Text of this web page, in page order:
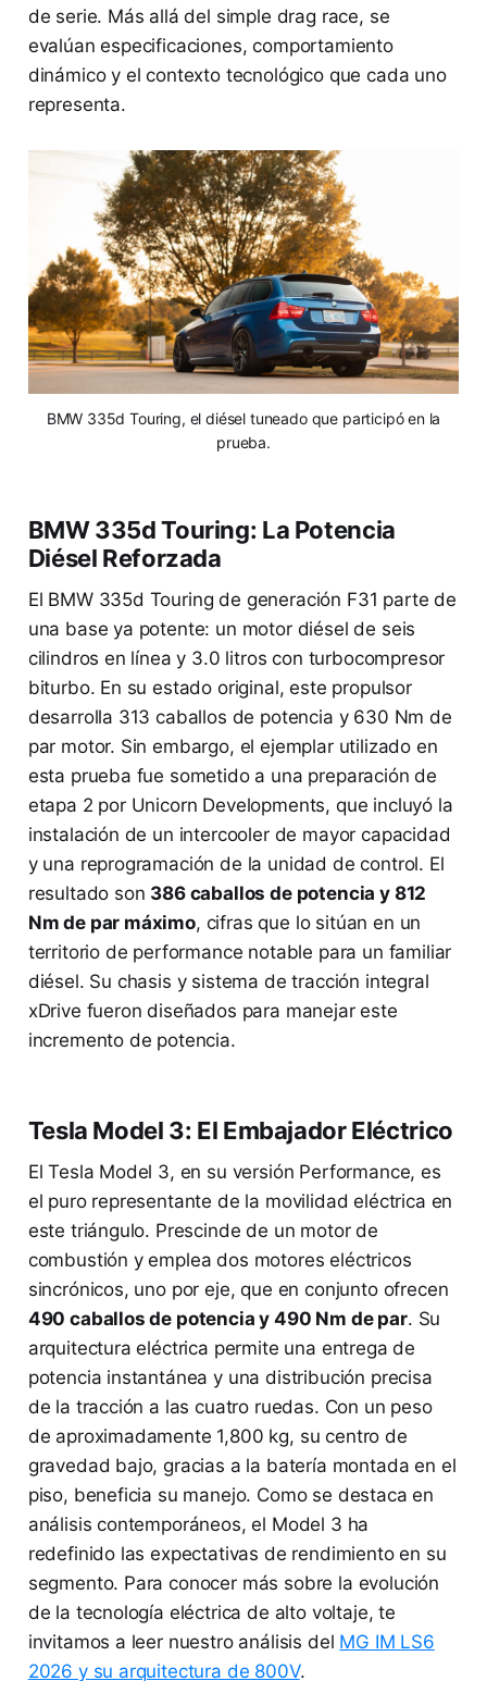
de serie. Más allá del simple drag race, se
evalúan especificaciones, comportamiento
dinámico y el contexto tecnológico que cada uno
representa.
BMW 335d Touring, el diésel tuneado que participó en la
prueba.
BMW 335d Touring: La Potencia
Diésel Reforzada
El BMW 335d Touring de generación F31 parte de
una base ya potente: un motor diésel de seis
cilindros en línea y 3.0 litros con turbocompresor
biturbo. En su estado original, este propulsor
desarrolla 313 caballos de potencia y 630 Nm de
par motor. Sin embargo, el ejemplar utilizado en
esta prueba fue sometido a una preparación de
etapa 2 por Unicorn Developments, que incluyó la
instalación de un intercooler de mayor capacidad
y una reprogramación de la unidad de control. El
resultado son 386 caballos de potencia y 812
Nm de par máximo, cifras que lo sitúan en un
territorio de performance notable para un familiar
diésel. Su chasis y sistema de tracción integral
xDrive fueron diseñados para manejar este
incremento de potencia.
Tesla Model 3: El Embajador Eléctrico
El Tesla Model 3, en su versión Performance, es
el puro representante de la movilidad eléctrica en
este triángulo. Prescinde de un motor de
combustión y emplea dos motores eléctricos
sincrónicos, uno por eje, que en conjunto ofrecen
490 caballos de potencia y 490 Nm de par. Su
arquitectura eléctrica permite una entrega de
potencia instantánea y una distribución precisa
de la tracción a las cuatro ruedas. Con un peso
de aproximadamente 1,800 kg, su centro de
gravedad bajo, gracias a la batería montada en el
piso, beneficia su manejo. Como se destaca en
análisis contemporáneos, el Model 3 ha
redefinido las expectativas de rendimiento en su
segmento. Para conocer más sobre la evolución
de la tecnología eléctrica de alto voltaje, te
invitamos a leer nuestro análisis del MG IM LS6
2026 y su arquitectura de 800V.